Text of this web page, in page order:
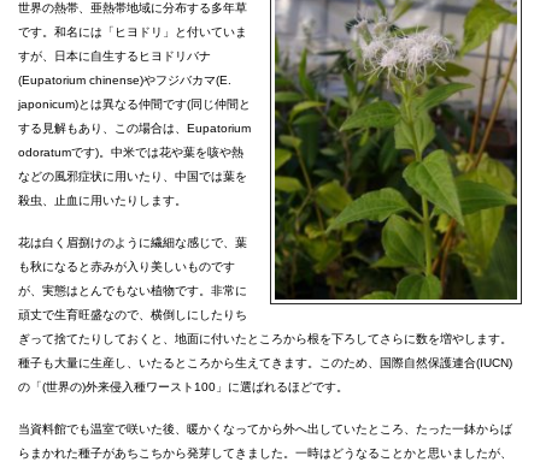
世界の熱帯、亜熱帯地域に分布する多年草
です。和名には「ヒヨドリ」と付いていま
すが、日本に自生するヒヨドリバナ
(Eupatorium chinense)やフジバカマ(E.
japonicum)とは異なる仲間です(同じ仲間と
する見解もあり、この場合は、Eupatorium
odoratumです)。中米では花や葉を咳や熱
などの風邪症状に用いたり、中国では葉を
殺虫、止血に用いたりします。
花は白く眉捌けのように繊細な感じで、葉
も秋になると赤みが入り美しいものです
が、実態はとんでもない植物です。非常に
頑丈で生育旺盛なので、横倒しにしたりち
ぎって捨てたりしておくと、地面に付いたところから根を下ろしてさらに数を増やします。
種子も大量に生産し、いたるところから生えてきます。このため、国際自然保護連合(IUCN)
の「(世界の)外来侵入種ワースト100」に選ばれるほどです。
当資料館でも温室で咲いた後、暖かくなってから外へ出していたところ、たった一鉢からば
らまかれた種子があちこちから発芽してきました。一時はどうなることかと思いましたが、